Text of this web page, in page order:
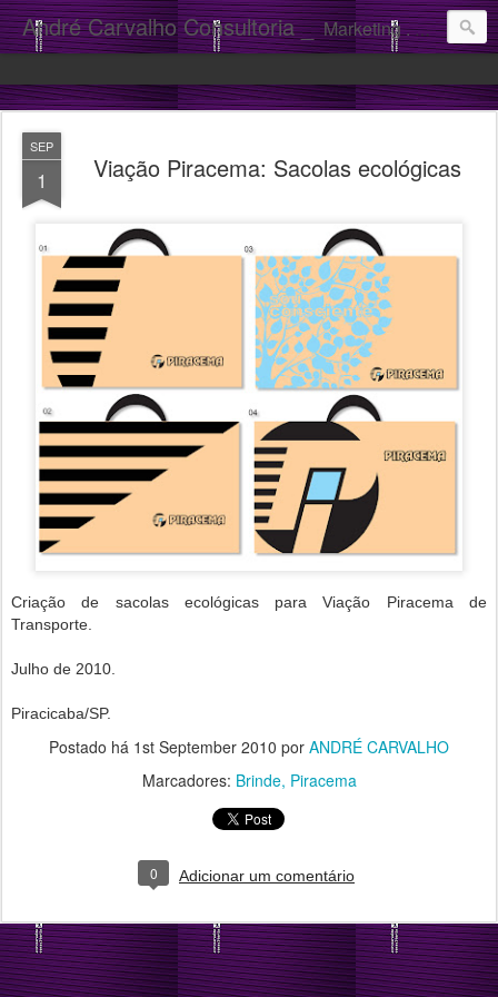
André Carvalho Consultoria _ Marketing . Comunicação
SEP
1 Viação Piracema: Sacolas ecológicas
Criação de sacolas ecológicas para Viação Piracema de
Transporte.
Julho de 2010.
Piracicaba/SP.
Postado há 1st September 2010 por ANDRÉ CARVALHO
Marcadores: Brinde Piracema
0 Adicionar um comentário